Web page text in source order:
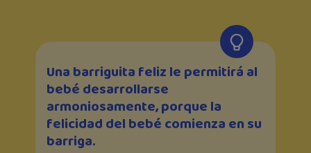
Una barriguita feliz le permitirá al
bebé desarrollarse
armoniosamente, porque la
felicidad del bebé comienza en su
barriga.